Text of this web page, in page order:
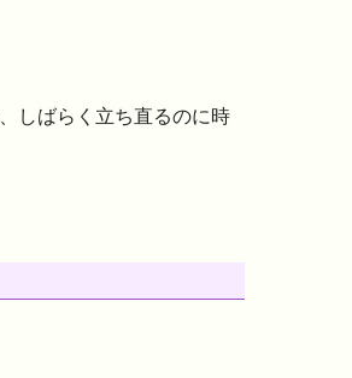
しばらく立ち直るのに時